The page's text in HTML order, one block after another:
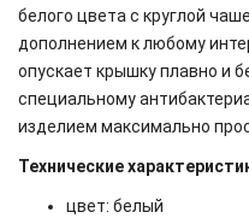
белого цвета с круглой
дополнением к любому
опускает крышку плавно и
специальному
изделием максимально
Технические
цвет: белый